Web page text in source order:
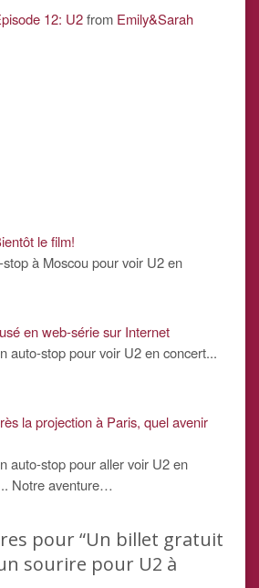
12: U2from Emily&Sarah
le film!
à Moscou pour voir U2 en
en web-série sur Internet
auto-stop pour voir U2 en concert...
la projection à Paris, quel avenir
auto-stop pour aller voir U2 en
Notre aventure…
pour “Un billet gratuit
sourire pour U2 à